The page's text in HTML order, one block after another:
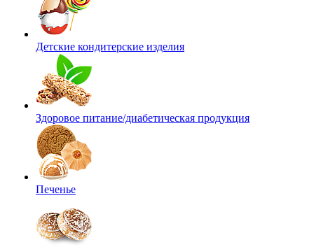
Детские кондитерские изделия
Здоровое питание/диабетическая продукция
Печенье